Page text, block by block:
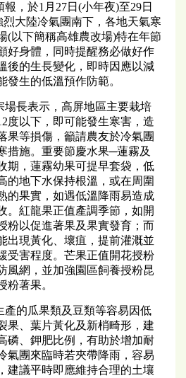
，於1月27日(小年夜)至29日
大陸冷氣團南下，各地天氣寒
(以下簡稱高雄農改場)特在年節
好身體，同時提醒務必做好作
後的生長變化，即時因應以減
發生的低溫預作防範。
長表示，高屏地區主要栽培
度以下，即可能發生寒害，造
果等損傷，籲請農友於冷氣團
措施。重要節慶水果─蓮霧及
期，蓮霧幼果可提早套袋，低
的地下水保持根溫，或在周圍
的果實，如遇低溫降雨易造成
。紅龍果正值產調季節，如開
粉以促進著果及果實發育；而
出現黃化、壞疽，提前灌溉並
受害程度。芒果正值開花授粉
風網，並加強園區飼養授粉昆
粉著果。
的瓜果類及豆類等容易因低
果、葉片黃化及新梢畸形，建
磷、鉀肥比例，有助於增加耐
氣團來臨時若夾帶降雨，容易
建議平時即應維持合理的土壤